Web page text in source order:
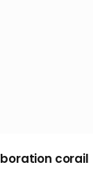
corail